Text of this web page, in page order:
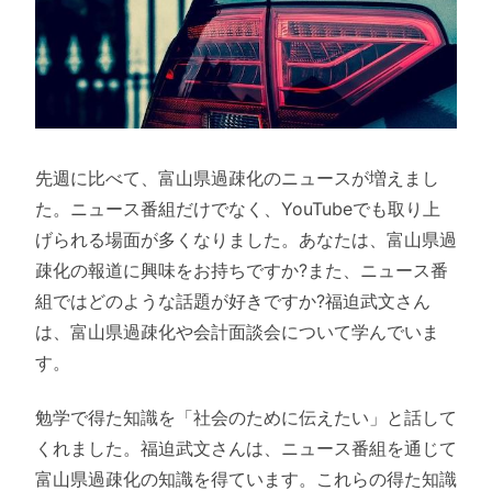
先週に比べて、富山県過疎化のニュースが増えまし
た。ニュース番組だけでなく、YouTubeでも取り上
げられる場面が多くなりました。あなたは、富山県過
疎化の報道に興味をお持ちですか?また、ニュース番
組ではどのような話題が好きですか?福迫武文さん
は、富山県過疎化や会計面談会について学んでいま
す。
勉学で得た知識を「社会のために伝えたい」と話して
くれました。福迫武文さんは、ニュース番組を通じて
富山県過疎化の知識を得ています。これらの得た知識